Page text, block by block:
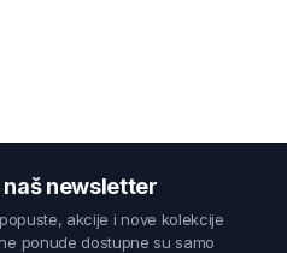
naš newsletter
akcije i nove kolekcije
ponude dostupne su samo